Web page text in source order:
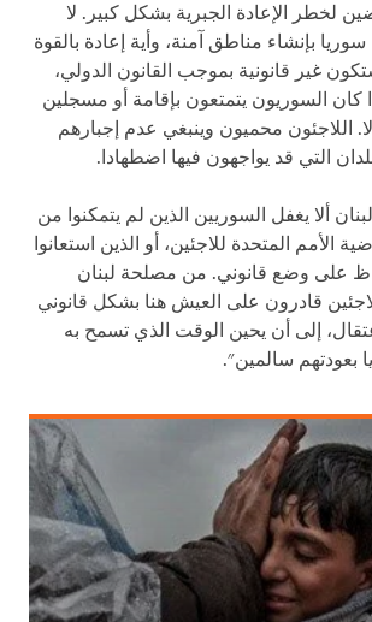
لخطر الإعادة الجبرية بشكل كبير. لا
بإنشاء مناطق آمنة، وأية إعادة بالقوة
غير قانونية بموجب القانون الدولي،
كان السوريون يتمتعون بإقامة أو مسجلين
اللاجئون محميون وينبغي عدم إجبارهم
التي قد يواجهون فيها اضطهادا.
ألا يغفل السوريين الذين لم يتمكنوا من
الأمم المتحدة للاجئين، أو الذين استعانوا
على وضع قانوني. من مصلحة لبنان
قادرون على العيش هنا بشكل قانوني
إلى أن يحين الوقت الذي تسمح به
بعودتهم سالمين".